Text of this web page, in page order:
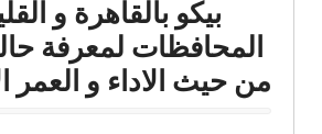
بيكو بالقاهرة و
المحافظات لمعرفة
من حيث الاداء و العمر